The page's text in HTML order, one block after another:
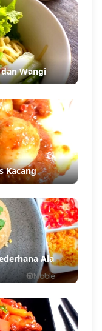
Wangi
Kacang
Ala